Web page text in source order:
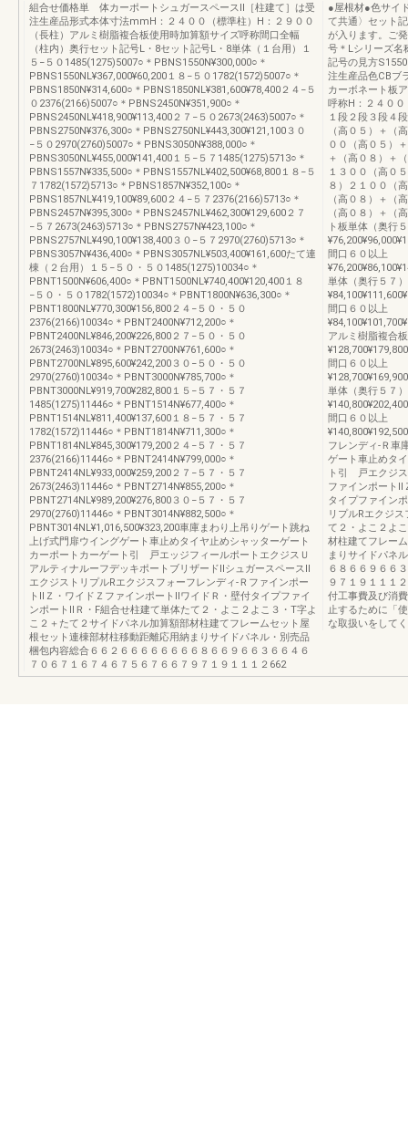
組合せ価格単 体カーポートシュガースペースⅡ［柱建て］は受
注生産品形式本体寸法mmH：２４００（標準柱）H：２９００
（長柱）アルミ樹脂複合板使用時加算額サイズ呼称間口全幅
（柱内）奥行セット記号L・8セット記号L・8単体（１台用）１
５−５０1485(1275)5007○＊PBNS1550N¥300,000○＊
PBNS1550NL¥367,000¥60,200１８−５０1782(1572)5007○＊
PBNS1850N¥314,600○＊PBNS1850NL¥381,600¥78,400２４−５
０2376(2166)5007○＊PBNS2450N¥351,900○＊
PBNS2450NL¥418,900¥113,400２７−５０2673(2463)5007○＊
PBNS2750N¥376,300○＊PBNS2750NL¥443,300¥121,100３０
−５０2970(2760)5007○＊PBNS3050N¥388,000○＊
PBNS3050NL¥455,000¥141,400１５−５７1485(1275)5713○＊
PBNS1557N¥335,500○＊PBNS1557NL¥402,500¥68,800１８−５
７1782(1572)5713○＊PBNS1857N¥352,100○＊
PBNS1857NL¥419,100¥89,600２４−５７2376(2166)5713○＊
PBNS2457N¥395,300○＊PBNS2457NL¥462,300¥129,600２７
−５７2673(2463)5713○＊PBNS2757N¥423,100○＊
PBNS2757NL¥490,100¥138,400３０−５７2970(2760)5713○＊
PBNS3057N¥436,400○＊PBNS3057NL¥503,400¥161,600たて連
棟（２台用）１５−５０・５０1485(1275)10034○＊
PBNT1500N¥606,400○＊PBNT1500NL¥740,400¥120,400１８
−５０・５０1782(1572)10034○＊PBNT1800N¥636,300○＊
PBNT1800NL¥770,300¥156,800２４−５０・５０
2376(2166)10034○＊PBNT2400N¥712,200○＊
PBNT2400NL¥846,200¥226,800２７−５０・５０
2673(2463)10034○＊PBNT2700N¥761,600○＊
PBNT2700NL¥895,600¥242,200３０−５０・５０
2970(2760)10034○＊PBNT3000N¥785,700○＊
PBNT3000NL¥919,700¥282,800１５−５７・５７
1485(1275)11446○＊PBNT1514N¥677,400○＊
PBNT1514NL¥811,400¥137,600１８−５７・５７
1782(1572)11446○＊PBNT1814N¥711,300○＊
PBNT1814NL¥845,300¥179,200２４−５７・５７
2376(2166)11446○＊PBNT2414N¥799,000○＊
PBNT2414NL¥933,000¥259,200２７−５７・５７
2673(2463)11446○＊PBNT2714N¥855,200○＊
PBNT2714NL¥989,200¥276,800３０−５７・５７
2970(2760)11446○＊PBNT3014N¥882,500○＊
PBNT3014NL¥1,016,500¥323,200車庫まわり上吊りゲート跳ね
上げ式門扉ウイングゲート車止めタイヤ止めシャッターゲート
カーポートカーゲート引 戸エッジフィールポートエクジスＵ
アルティナルーフデッキポートブリザードⅡシュガースペースⅡ
エクジストリプルRエクジスフォーフレンディ-Ｒファインポー
トⅡＺ・ワイドＺファインポートⅡワイドＲ・壁付タイプファイ
ンポートⅡＲ・F組合せ柱建て単体たて２・よこ２よこ３・T字よ
こ２＋たて２サイドパネル加算額部材柱建てフレームセット屋
根セット連棟部材柱移動距離応用納まりサイドパネル・別売品
梱包内容総合６６２６６６６６６６６８６６９６６３６６４６
７０６７１６７４６７５６７６６７９７１９１１１２662
●屋根材●色サイ
て共通〉セッ
が入ります。ご
号＊Lシリーズ名
記号の見方
注生産品色CBブ
カーボネート板
呼称H：２４０
１段２段３段４
（高０５）＋（
００（高０５）
＋（高０８）＋
１３００（高０
８）２１００（
（高０８）＋（
（高０８）＋（
ト板単体（奥行
間口６０以上
単体（奥行５７
間口６０以上
アルミ樹脂複合
間口６０以上
単体（奥行５７
間口６０以上
フレンディ-Ｒ車
ゲート車止めタ
ト引 戸エクジ
ファインポートⅡ
タイプファイン
リプルRエクジ
て２・よこ２よ
材柱建てフレー
まりサイドパネ
６８６６９６６
９７１９１１１
付工事費及び消
止するために「
な取扱いをして